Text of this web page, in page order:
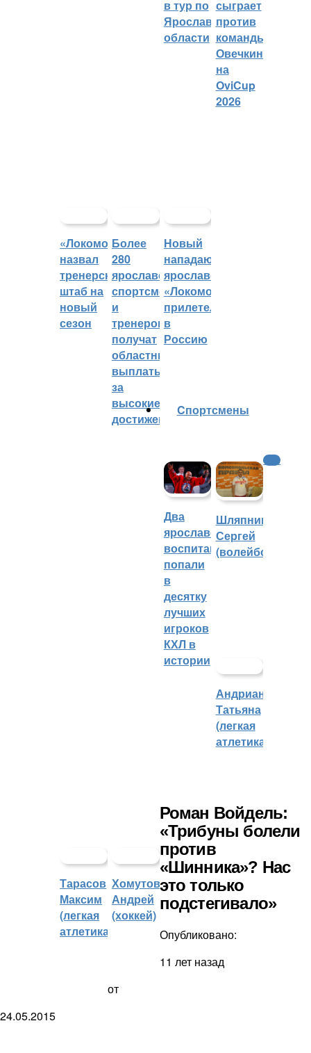
в тур по
Ярославской
области
сыграет
против
команды
Овечкина
на
OviCup
2026
«Локомотив»
назвал
тренерский
штаб на
новый
сезон
Более
280
ярославских
спортсменов
и
тренеров
получат
областные
выплаты
за
высокие
достижения
Новый
нападающий
ярославского
«Локомотива»
прилетел
в
Россию
Cпортсмены
Два
ярославских
воспитанника
попали
в
десятку
лучших
игроков
КХЛ в
истории
Шляпников
Сергей
(волейбол)
Андрианова
Татьяна
(легкая
атлетика)
Тарасов
Максим
(легкая
атлетика)
Хомутов
Андрей
(хоккей)
ФНЛ
Роман Войдель:
«Трибуны болели
против
«Шинника»? Нас
это только
подстегивало»
Опубликовано:
11 лет назад
от
24.05.2015